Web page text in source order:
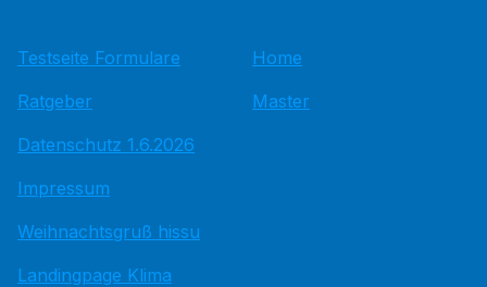
Testseite Formulare
Ratgeber
Datenschutz 1.6.2026
Impressum
Weihnachtsgruß hissu
Landingpage Klima
Home
Master